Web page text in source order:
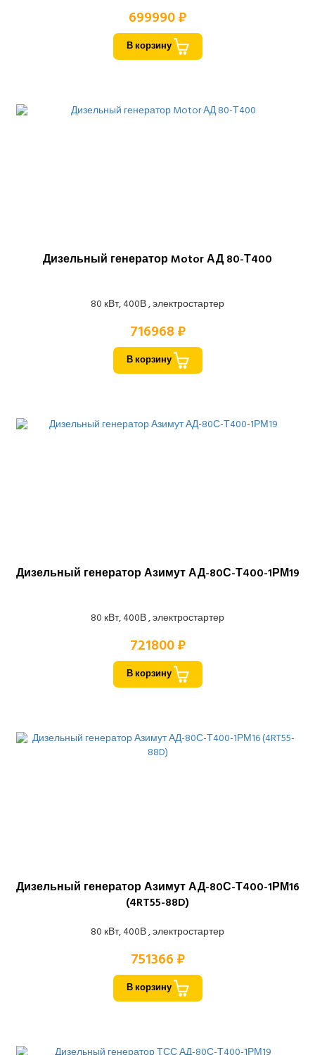
699990 ₽
В корзину
Дизельный генератор Motor АД 80-Т400
80 кВт, 400В , электростартер
716968 ₽
В корзину
Дизельный генератор Азимут АД-80С-Т400-1РМ19
80 кВт, 400В , электростартер
721800 ₽
В корзину
Дизельный генератор Азимут АД-80С-Т400-1РМ16
(4RT55-88D)
80 кВт, 400В , электростартер
751366 ₽
В корзину